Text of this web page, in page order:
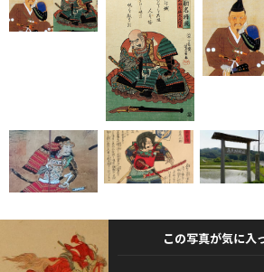
この写真が気に入